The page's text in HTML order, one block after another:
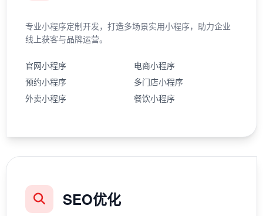
专业小程序定制开发，打造多场景实用小程序，助力企业
线上获客与品牌运营。
官网小程序
电商小程序
预约小程序
多门店小程序
外卖小程序
餐饮小程序
SEO优化